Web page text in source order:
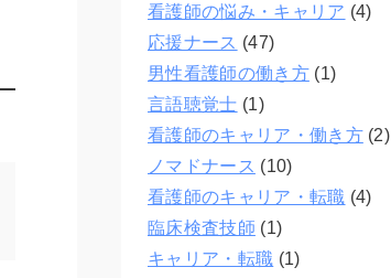
看護師の悩み・キャリア (4)
応援ナース (47)
男性看護師の働き方(1)
言語聴覚士 (1)
看護師のキャリア・働き方(2)
ノマドナース (10)
看護師のキャリア・転職 (4)
臨床検査技師 (1)
キャリア・転職 (1)